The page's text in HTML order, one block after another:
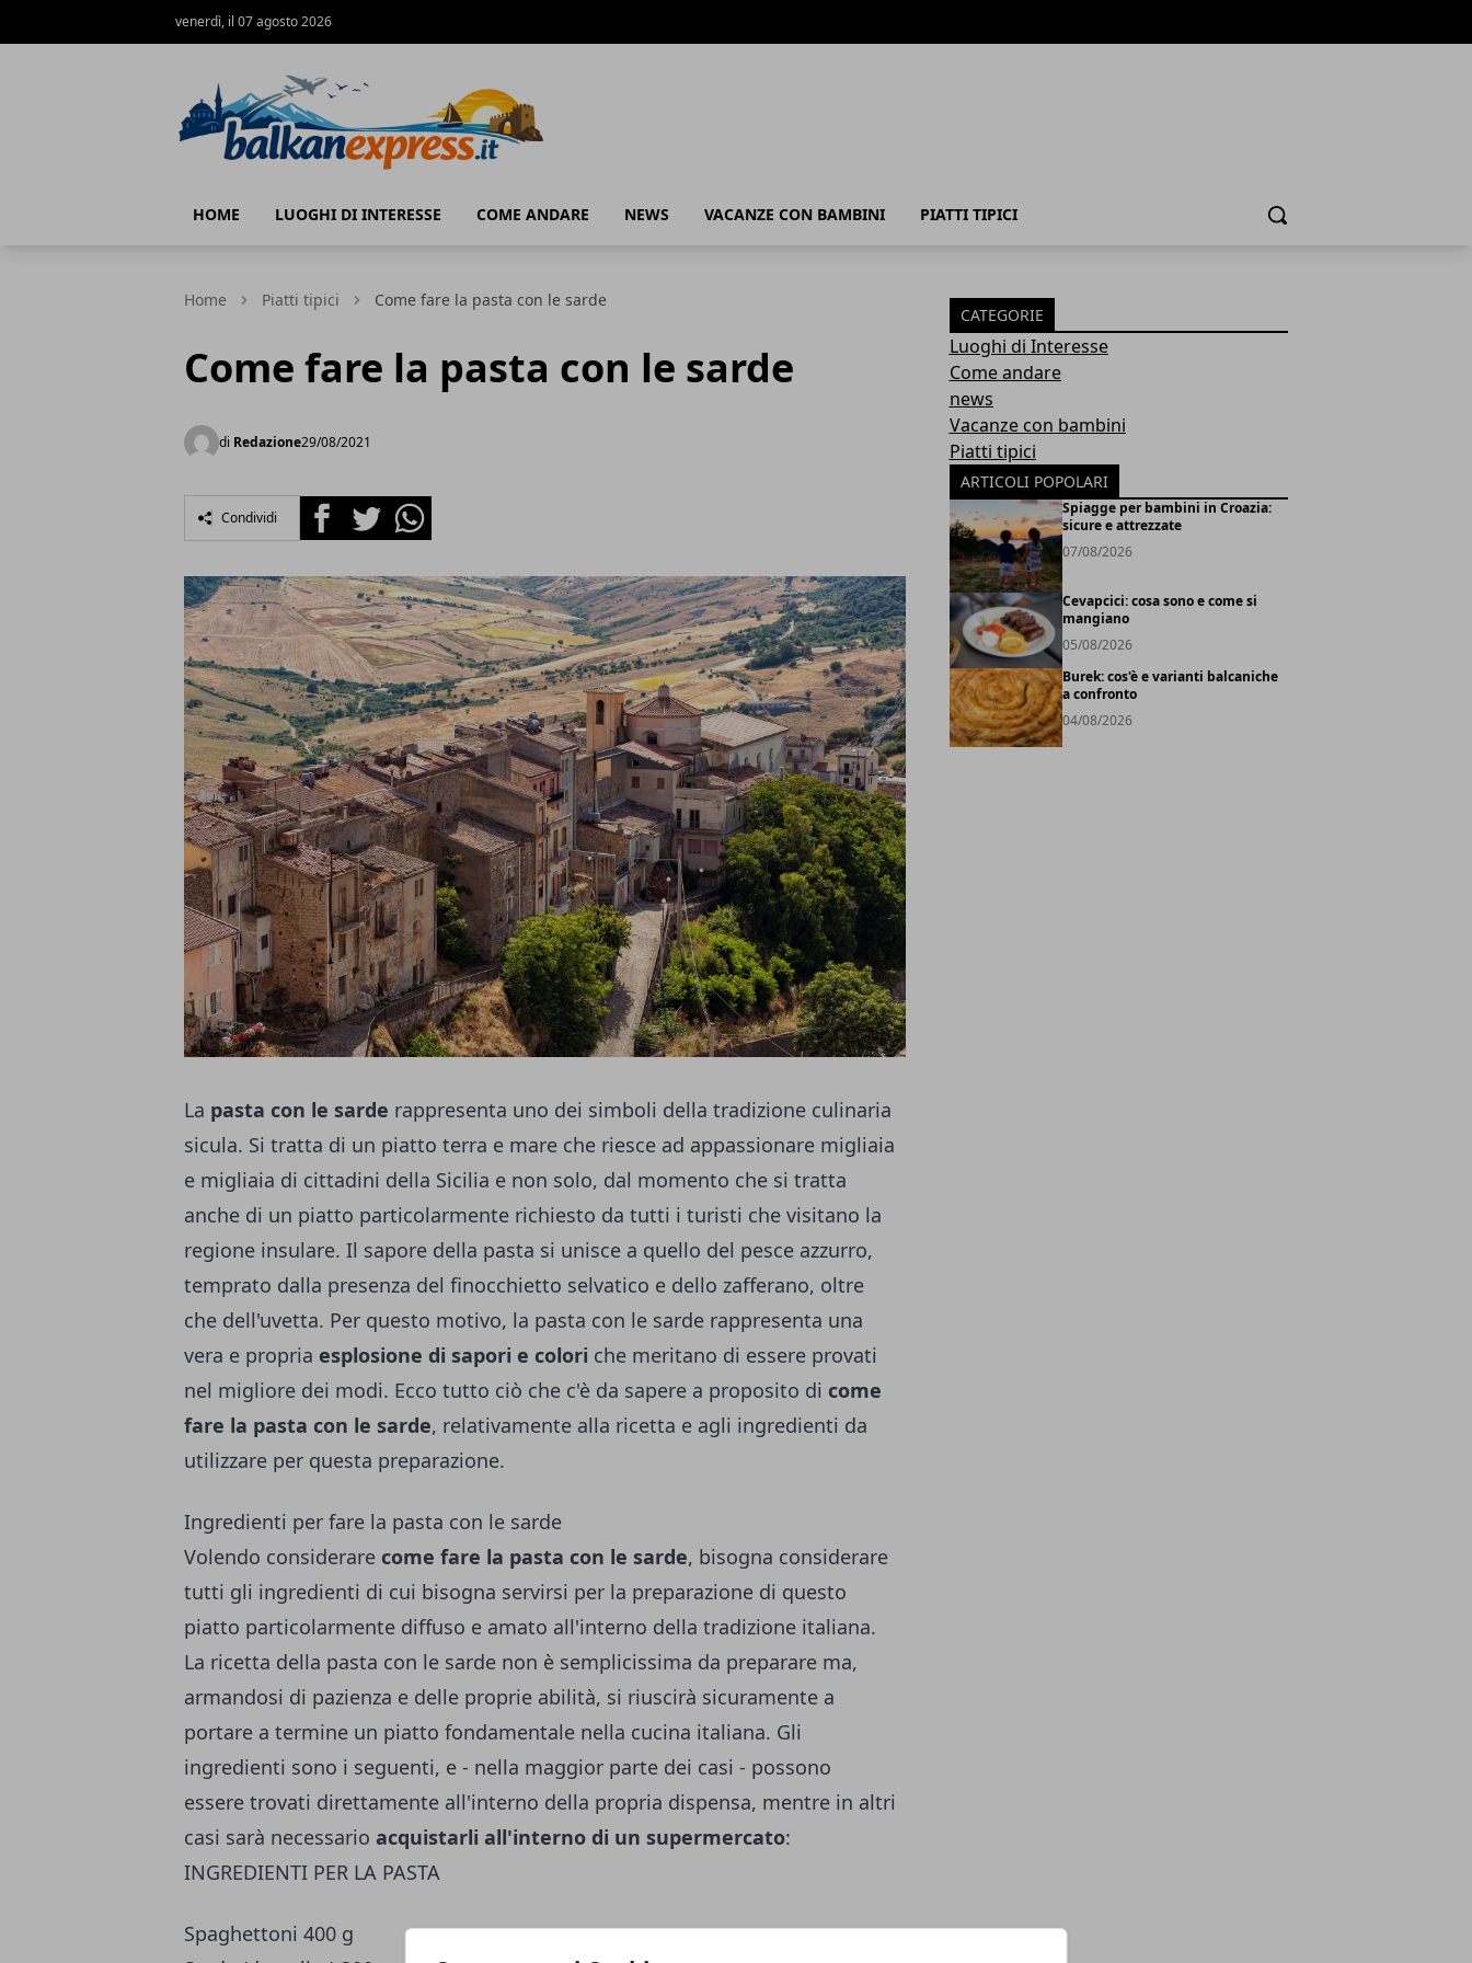
venerdì, il 07 agosto 2026
HOME LUOGHI DI INTERESSE COME ANDARE NEWS VACANZE CON BAMBINI PIATTI TIPICI Cerca
Home Piatti tipici Come fare la pasta con le sarde
Come fare la pasta con le sarde
di Redazione29/08/2021
Condividi FacebookTwitterWhatsapp
La pasta con le sarde rappresenta uno dei simboli della tradizione culinaria
sicula. Si tratta di un piatto terra e mare che riesce ad appassionare migliaia
e migliaia di cittadini della Sicilia e non solo, dal momento che si tratta
anche di un piatto particolarmente richiesto da tutti i turisti che visitano la
regione insulare. Il sapore della pasta si unisce a quello del pesce azzurro,
temprato dalla presenza del finocchietto selvatico e dello zafferano, oltre
che dell'uvetta. Per questo motivo, la pasta con le sarde rappresenta una
vera e propria esplosione di sapori e colori che meritano di essere provati
nel migliore dei modi. Ecco tutto ciò che c'è da sapere a proposito di come
fare la pasta con le sarde, relativamente alla ricetta e agli ingredienti da
utilizzare per questa preparazione.
Ingredienti per fare la pasta con le sarde
Volendo considerare come fare la pasta con le sarde, bisogna considerare
tutti gli ingredienti di cui bisogna servirsi per la preparazione di questo
piatto particolarmente diffuso e amato all'interno della tradizione italiana.
La ricetta della pasta con le sarde non è semplicissima da preparare ma,
armandosi di pazienza e delle proprie abilità, si riuscirà sicuramente a
portare a termine un piatto fondamentale nella cucina italiana. Gli
ingredienti sono i seguenti, e - nella maggior parte dei casi - possono
essere trovati direttamente all'interno della propria dispensa, mentre in altri
casi sarà necessario acquistarli all'interno di un supermercato:
INGREDIENTI PER LA PASTA
Spaghettoni 400 g
CATEGORIE
Luoghi di Interesse
Come andare
news
Vacanze con bambini
Piatti tipici
ARTICOLI POPOLARI
Spiagge per bambini in Croazia:
sicure e attrezzate
07/08/2026
Cevapcici: cosa sono e come si
mangiano
05/08/2026
Burek: cos'è e varianti balcaniche
a confronto
04/08/2026